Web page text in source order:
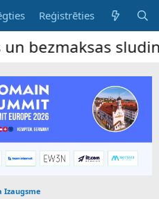
Reģistrēties
Izaugsme